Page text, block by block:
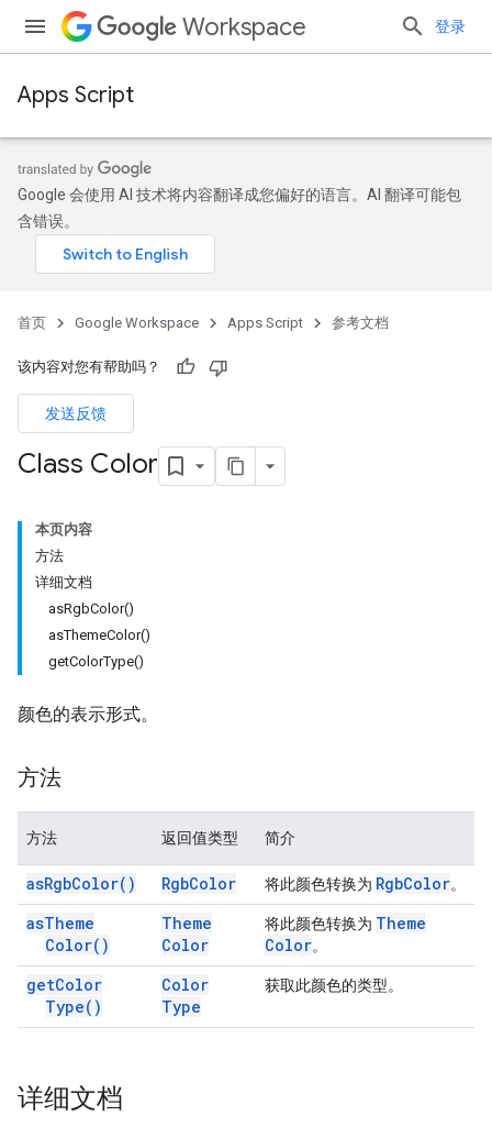
Workspace 登录
Apps Script
Google 会使用 AI 技术将内容翻译成您偏好的语言。AI 翻译可能包
含错误。
首页 Google Workspace Apps Script 参考文档
该内容对您有帮助吗？
发送反馈
Class Color
本页内容
方法
详细文档
asRgbColor()
asThemeColor()
getColorType()
颜色的表示形式。
方法
方法 返回值类型 简介
asRgbColor( ) RgbColor 将此颜色转换为 RgbColor。
asTheme
Color( )
Theme
Color
将此颜色转换为 Theme
Color。
getColor
Type( )
Color
Type
获取此颜色的类型。
详细文档